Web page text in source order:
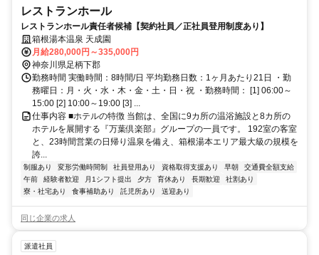
レストランホール
レストランホール責任者候補【契約社員／正社員登用制度あり】
箱根湯本温泉 天成園
月給280,000円～335,000円
神奈川県足柄下郡
勤務時間 実働時間：8時間/日 平均勤務日数：1ヶ月あたり21日 ・勤
務曜日：月・火・水・木・金・土・日・祝 ・勤務時間： [1] 06:00～
15:00 [2] 10:00～19:00 [3] ...
仕事内容 ■ホテルの特徴 当館は、全国に9カ所の温浴施設と8カ所の
ホテルを展開する『万葉倶楽部』グループの一員です。 192室の客室
と、23時間営業の日帰り温泉を備え、箱根湯本エリア最大級の規模を
誇...
制服あり 変形労働時間制 社員登用あり 資格取得支援あり 早朝
交通費全額支給
午前
経験者歓迎 月1シフト提出 夕方 育休あり 長期歓迎
社割あり
寮・社宅あり
食事補助あり 託児所あり 送迎あり
同じ企業の求人
派遣社員